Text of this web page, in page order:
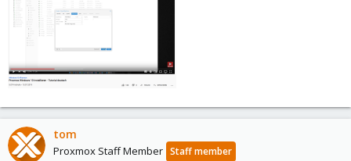
tom
Proxmox Staff Member Staff member